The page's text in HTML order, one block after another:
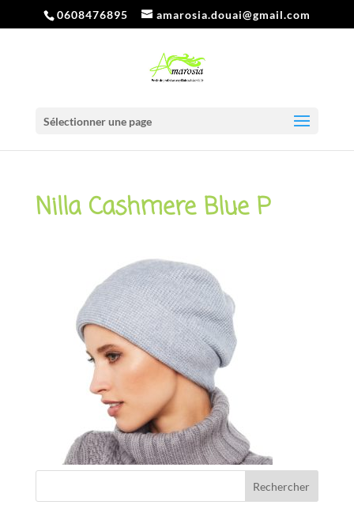
0608476895 amarosia.douai@gmail.com
Sélectionner une page
Nilla Cashmere Blue P